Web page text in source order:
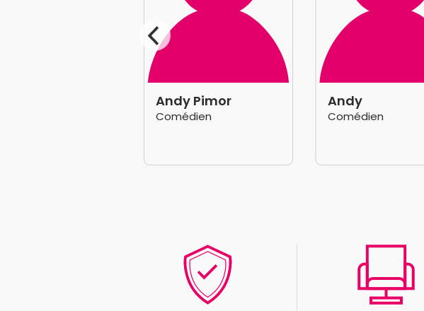
Andy Pimor
Comédien
Andy
Comédien